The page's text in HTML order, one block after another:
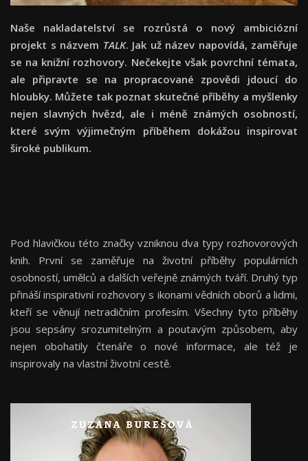
Naše nakladatelství se rozrůstá o nový ambiciózní
projekt s názvem TALK. Jak už název napovídá, zaměřuje
se na knižní rozhovory. Nečekejte však povrchní témata,
ale připravte se na propracované zpovědi jdoucí do
hloubky. Můžete tak poznat skutečné příběhy a myšlenky
nejen slavných hvězd, ale i méně známých osobností,
které svým výjimečným příběhem dokážou inspirovat
široké publikum.
Pod hlavičkou této značky vzniknou dva typy rozhovorových
knih. První se zaměřuje na životní příběhy populárních
osobností, umělců a dalších veřejně známých tváří. Druhý typ
přináší inspirativní rozhovory s ikonami vědních oborů a lidmi,
kteří se věnují netradičním profesím. Všechny tyto příběhy
jsou sepsány srozumitelným a poutavým způsobem, aby
nejen obohatily čtenáře o nové informace, ale též je
inspirovaly na vlastní životní cestě.